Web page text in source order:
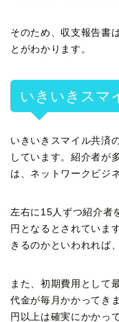
そのため、収支報告書
とがわかります。
いきいきスマ
いきいきスマイル共済
しています。紹介者が
は、ネットワークビジ
左右に15人ずつ紹介者
円となるとされていま
きるのかといわれれば
また、初期費用として
代金が毎月かかってき
円以上は確実にかかっ